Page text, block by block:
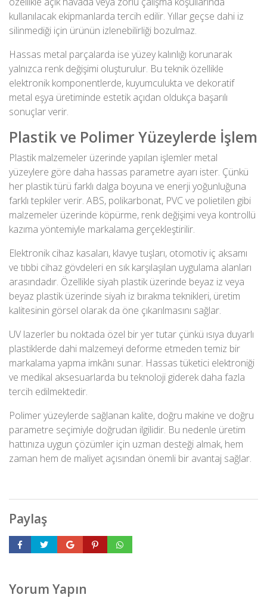
kullanılacak ekipmanlarda tercih edilir. Yıllar geçse dahi iz
silinmediği için ürünün izlenebilirliği bozulmaz.
Hassas metal parçalarda ise yüzey kalınlığı korunarak
yalnızca renk değişimi oluşturulur. Bu teknik özellikle
elektronik komponentlerde, kuyumculukta ve dekoratif
metal eşya üretiminde estetik açıdan oldukça başarılı
sonuçlar verir.
Plastik ve Polimer Yüzeylerde İşlem
Plastik malzemeler üzerinde yapılan işlemler metal
yüzeylere göre daha hassas parametre ayarı ister. Çünkü
her plastik türü farklı dalga boyuna ve enerji yoğunluğuna
farklı tepkiler verir. ABS, polikarbonat, PVC ve polietilen gibi
malzemeler üzerinde köpürme, renk değişimi veya kontrollü
kazıma yöntemiyle markalama gerçekleştirilir.
Elektronik cihaz kasaları, klavye tuşları, otomotiv iç aksamı
ve tıbbi cihaz gövdeleri en sık karşılaşılan uygulama alanları
arasındadır. Özellikle siyah plastik üzerinde beyaz iz veya
beyaz plastik üzerinde siyah iz bırakma teknikleri, üretim
kalitesinin görsel olarak da öne çıkarılmasını sağlar.
UV lazerler bu noktada özel bir yer tutar çünkü ısıya duyarlı
plastiklerde dahi malzemeyi deforme etmeden temiz bir
markalama yapma imkânı sunar. Hassas tüketici elektroniği
ve medikal aksesuarlarda bu teknoloji giderek daha fazla
tercih edilmektedir.
Polimer yüzeylerde sağlanan kalite, doğru makine ve doğru
parametre seçimiyle doğrudan ilgilidir. Bu nedenle üretim
hattınıza uygun çözümler için uzman desteği almak, hem
zaman hem de maliyet açısından önemli bir avantaj sağlar.
Paylaş
Yorum Yapın